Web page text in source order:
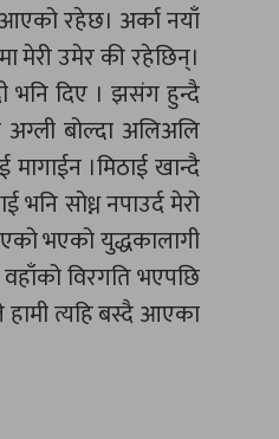
रहेछ। अर्का नयाँ
उमेर की रहेछिन्।
भनि दिए । झसंग हुन्दै
बोल्दा अलिअलि
।मिठाई खान्दै
सोध्न नपाउर्द मेरो
भएको युद्धकालागी
विरगति भएपछि
त्यहि बस्दै आएका